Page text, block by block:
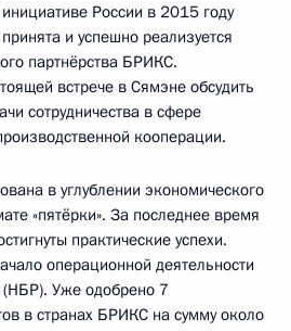
России в 2015 году
и успешно реализуется
партнёрства БРИКС.
встрече в Сямэне обсудить
сотрудничества в сфере
кооперации.
в углублении экономического
«пятёрки». За последнее время
практические успехи.
операционной деятельности
(НБР). Уже одобрено 7
в странах БРИКС на сумму около